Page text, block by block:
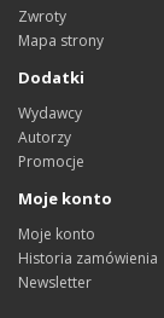
Zwroty
Mapa strony
Dodatki
Wydawcy
Autorzy
Promocje
Moje konto
Moje konto
Historia zamówienia
Newsletter